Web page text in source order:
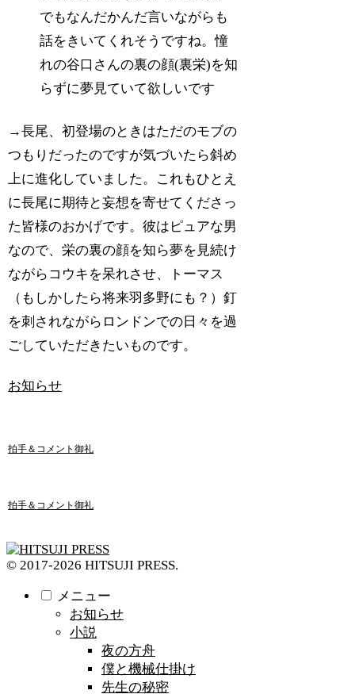
でもなんだかんだ言いながらも
話をきいてくれそうですね。憧
れの谷口さんの裏の顔(裏栄)を知
らずに夢見ていて欲しいです
→長尾、初登場のときはただのモブの
つもりだったのですが気づいたら斜め
上に進化していました。これもひとえ
に長尾に期待と妄想を寄せてくださっ
た皆様のおかげです。彼はピュアな男
なので、栄の裏の顔を知ら夢を見続け
ながらコウキを呆れさせ、トーマス
（もしかしたら将来羽多野にも？）釘
を刺されながらロンドンでの日々を過
ごしていただきたいものです。
お知らせ
拍手＆コメント御礼
拍手＆コメント御礼
© 2017-2026 HITSUJI PRESS.
メニュー
お知らせ
小説
夜の方舟
僕と機械仕掛け
先生の秘密